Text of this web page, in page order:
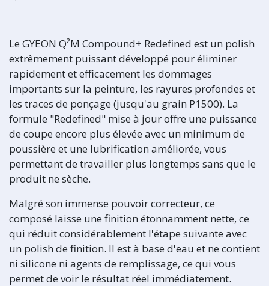
Le GYEON Q²M Compound+ Redefined est un polish
extrêmement puissant développé pour éliminer
rapidement et efficacement les dommages
importants sur la peinture, les rayures profondes et
les traces de ponçage (jusqu'au grain P1500). La
formule "Redefined" mise à jour offre une puissance
de coupe encore plus élevée avec un minimum de
poussière et une lubrification améliorée, vous
permettant de travailler plus longtemps sans que le
produit ne sèche.
Malgré son immense pouvoir correcteur, ce
composé laisse une finition étonnamment nette, ce
qui réduit considérablement l'étape suivante avec
un polish de finition. Il est à base d'eau et ne contient
ni silicone ni agents de remplissage, ce qui vous
permet de voir le résultat réel immédiatement.